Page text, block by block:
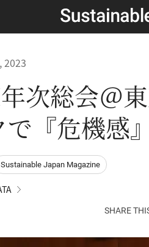
2023
年次総会＠
で『危機感
Sustainable Japan Magazine
SHARE